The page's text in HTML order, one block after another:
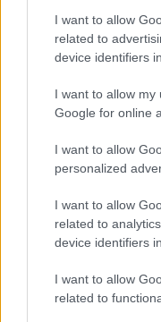
I want to allow
related to
device identifiers
I want to allow
Google for online
I want to allow
personalized
I want to allow
related to
device identifiers
I want to allow
related to
sem dőlhetett hátra,
szorongatta ugyanis,
egyfelől első F3-as
pontazonossággal
egység az előnye